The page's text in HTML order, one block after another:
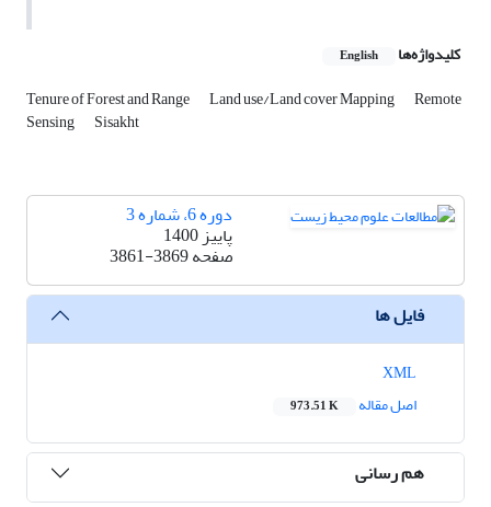
کلیدواژه‌ها English
Tenure of Forest and Range Land use/Land cover Mapping Remote
Sensing Sisakht
دوره 6، شماره 3
پاییز 1400
صفحه3861-3869
فایل ها
اصل مقاله
973.51 K
هم رسانی